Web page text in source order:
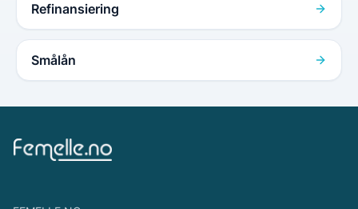
Refinansiering
Smålån